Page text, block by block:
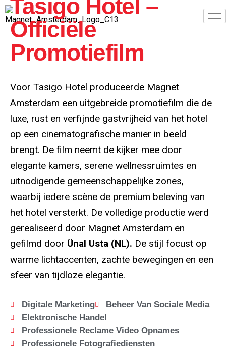
Tasigo Hotel –
Officiële
Promotiefilm
Voor Tasigo Hotel produceerde Magnet
Amsterdam een uitgebreide promotiefilm die de
luxe, rust en verfijnde gastvrijheid van het hotel
op een cinematografische manier in beeld
brengt. De film neemt de kijker mee door
elegante kamers, serene wellnessruimtes en
uitnodigende gemeenschappelijke zones,
waarbij iedere scène de premium beleving van
het hotel versterkt. De volledige productie werd
gerealiseerd door Magnet Amsterdam en
gefilmd door Ünal Usta (NL). De stijl focust op
warme lichtaccenten, zachte bewegingen en een
sfeer van tijdloze elegantie.
Digitale Marketing
Beheer Van Sociale Media
Elektronische Handel
Professionele Reclame Video Opnames
Professionele Fotografiediensten